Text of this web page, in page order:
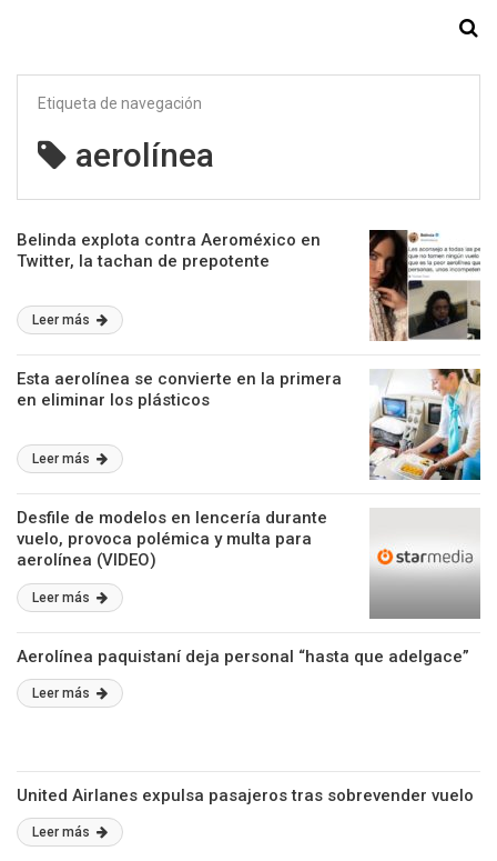
Etiqueta de navegación
aerolínea
Belinda explota contra Aeroméxico en
Twitter, la tachan de prepotente
Leer más
Esta aerolínea se convierte en la primera
en eliminar los plásticos
Leer más
Desfile de modelos en lencería durante
vuelo, provoca polémica y multa para
aerolínea (VIDEO)
Leer más
Aerolínea paquistaní deja personal “hasta que adelgace”
Leer más
United Airlanes expulsa pasajeros tras sobrevender vuelo
Leer más